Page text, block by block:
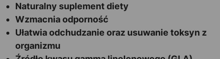
Naturalny suplement diety
Wzmacnia odporność
Ułatwia odchudzanie oraz usuwanie toksyn z
organizmu